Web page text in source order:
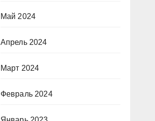
Май 2024
Апрель 2024
Март 2024
Февраль 2024